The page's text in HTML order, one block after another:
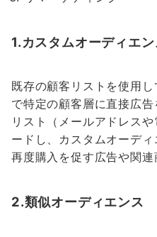
1.カスタムオーディエン
既存の顧客リストを使用
で特定の顧客層に直接広
リスト（メールアドレス
ードし、カスタムオーディ
再度購入を促す広告や関連
2.類似オーディエンス